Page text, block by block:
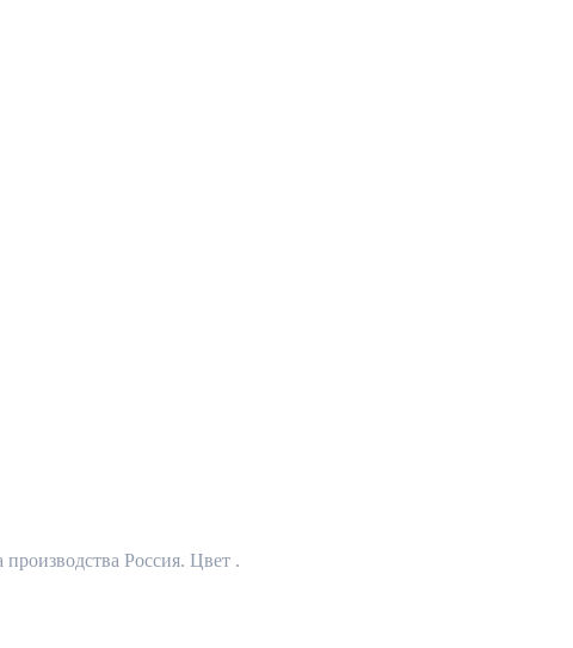
Россия. Цвет .